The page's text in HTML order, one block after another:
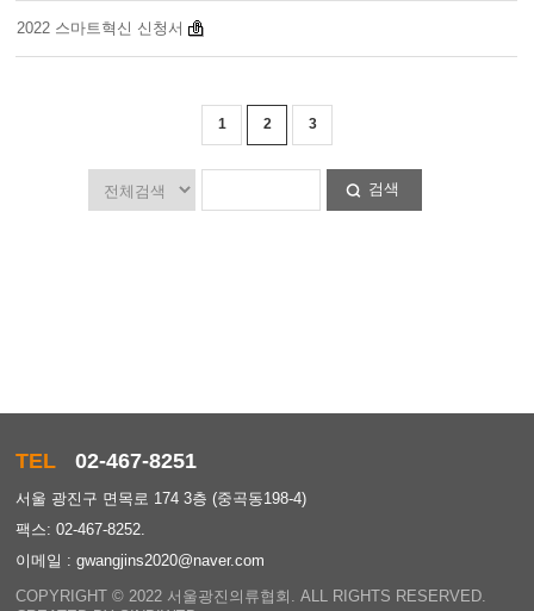
2022 스마트혁신 신청서
1 2 3
검색
TEL 02-467-8251
서울 광진구 면목로 174 3층 (중곡동198-4)
팩스: 02-467-8252.
이메일 : gwangjins2020@naver.com
COPYRIGHT © 2022 서울광진의류협회. ALL RIGHTS RESERVED.